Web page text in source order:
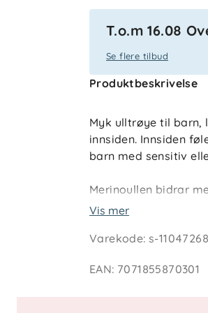
T.o.m 16.08
Se flere tilbud
Produktbeskrivelse
Myk ulltrøye til barn,
innsiden. Innsiden
barn med sensitiv
Merinoullen bidrar
transporterer fukt
Sertifiseringer
Vis mer
Varekode:s-
EAN: 7071855870301